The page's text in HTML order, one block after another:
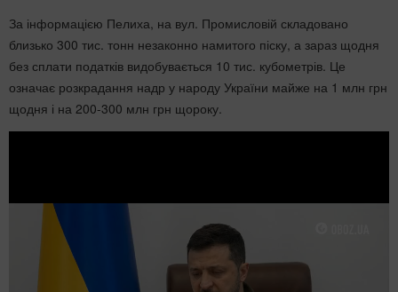
За інформацією Пелиха, на вул. Промисловій складовано
близько 300 тис. тонн незаконно намитого піску, а зараз щодня
без сплати податків видобувається 10 тис. кубометрів. Це
означає розкрадання надр у народу України майже на 1 млн грн
щодня і на 200-300 млн грн щороку.